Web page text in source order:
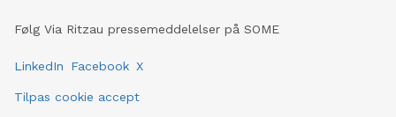
Følg Via Ritzau pressemeddelelser på SOME
LinkedIn Facebook X
Tilpas cookie accept